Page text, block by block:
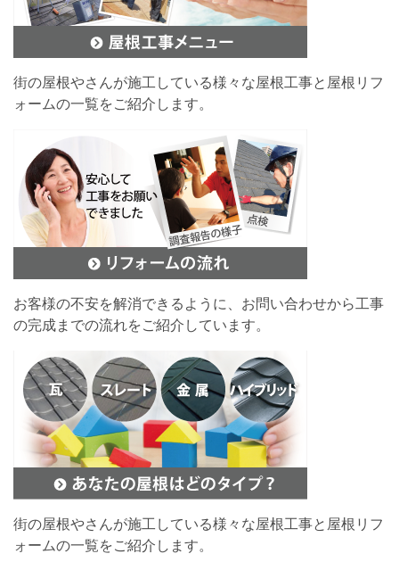
街の屋根やさんが施工している様々な屋根工事と屋根リフ
ォームの一覧をご紹介します。
お客様の不安を解消できるように、お問い合わせから工事
の完成までの流れをご紹介しています。
街の屋根やさんが施工している様々な屋根工事と屋根リフ
ォームの一覧をご紹介します。